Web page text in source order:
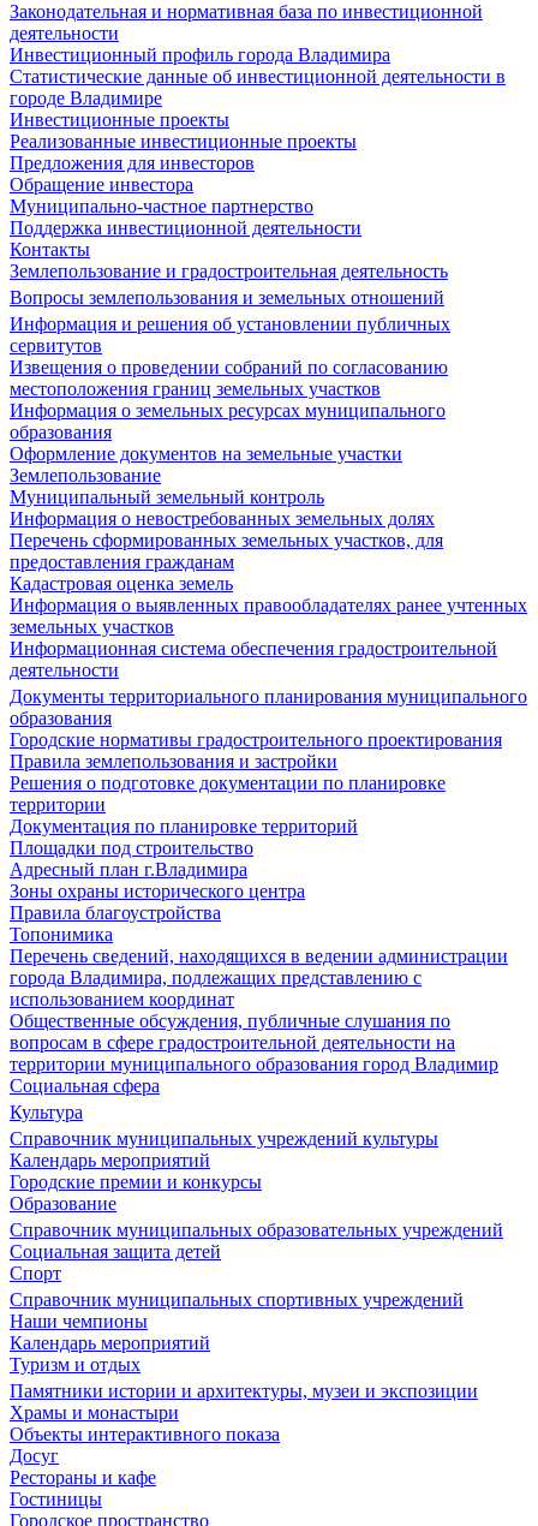
Законодательная и нормативная база по инвестиционной
деятельности
Инвестиционный профиль города Владимира
Статистические данные об инвестиционной деятельности в
городе Владимире
Инвестиционные проекты
Реализованные инвестиционные проекты
Предложения для инвесторов
Обращение инвестора
Муниципально-частное партнерство
Поддержка инвестиционной деятельности
Контакты
Землепользование и градостроительная деятельность
Вопросы землепользования и земельных отношений
Информация и решения об установлении публичных
сервитутов
Извещения о проведении собраний по согласованию
местоположения границ земельных участков
Информация о земельных ресурсах муниципального
образования
Оформление документов на земельные участки
Землепользование
Муниципальный земельный контроль
Информация о невостребованных земельных долях
Перечень сформированных земельных участков, для
предоставления гражданам
Кадастровая оценка земель
Информация о выявленных правообладателях ранее учтенных
земельных участков
Информационная система обеспечения градостроительной
деятельности
Документы территориального планирования муниципального
образования
Городские нормативы градостроительного проектирования
Правила землепользования и застройки
Решения о подготовке документации по планировке
территории
Документация по планировке территорий
Площадки под строительство
Адресный план г.Владимира
Зоны охраны исторического центра
Правила благоустройства
Топонимика
Перечень сведений, находящихся в ведении администрации
города Владимира, подлежащих представлению с
использованием координат
Общественные обсуждения, публичные слушания по
вопросам в сфере градостроительной деятельности на
территории муниципального образования город Владимир
Социальная сфера
Культура
Справочник муниципальных учреждений культуры
Календарь мероприятий
Городские премии и конкурсы
Образование
Справочник муниципальных образовательных учреждений
Социальная защита детей
Спорт
Справочник муниципальных спортивных учреждений
Наши чемпионы
Календарь мероприятий
Туризм и отдых
Памятники истории и архитектуры, музеи и экспозиции
Храмы и монастыри
Объекты интерактивного показа
Досуг
Рестораны и кафе
Гостиницы
Городское пространство